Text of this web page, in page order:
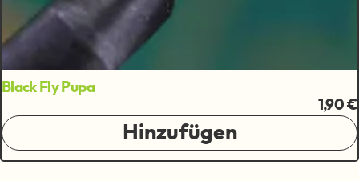
Black Fly Pupa
1,90 €
Hinzufügen